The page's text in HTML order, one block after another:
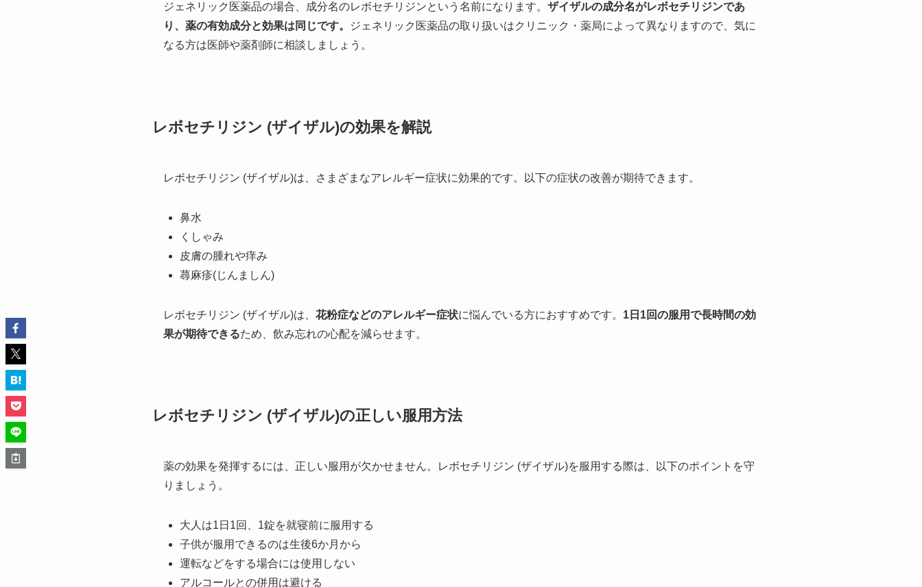
ジェネリック医薬品の場合、成分名のレボセチリジンという名前になります。 ザイザルの成分名がレボセチリジンであ
り、薬の有効成分と効果は同じです。
ジェネリック医薬品の取り扱いはクリニック・薬局によって異なりますので、気に
なる方は医師や薬剤師に相談しましょう。
レボセチリジン (ザイザル)の効果を解説
レボセチリジン (ザイザル)は、さまざまなアレルギー症状に効果的です。以下の症状の改善が期待できます。
鼻水
くしゃみ
皮膚の腫れや痒み
蕁麻疹(じんましん)
レボセチリジン (ザイザル)は、 花粉症などのアレルギー症状に悩んでいる方におすすめです。 1日1回の服用で長時間の効
果が期待できるため、飲み忘れの心配を減らせます。
レボセチリジン (ザイザル)の正しい服用方法
薬の効果を発揮するには、正しい服用が欠かせません。レボセチリジン (ザイザル)を服用する際は、以下のポイントを守
りましょう。
大人は1日1回、1錠を就寝前に服用する
子供が服用できるのは生後6か月から
運転などをする場合には使用しない
アルコールとの併用は避ける